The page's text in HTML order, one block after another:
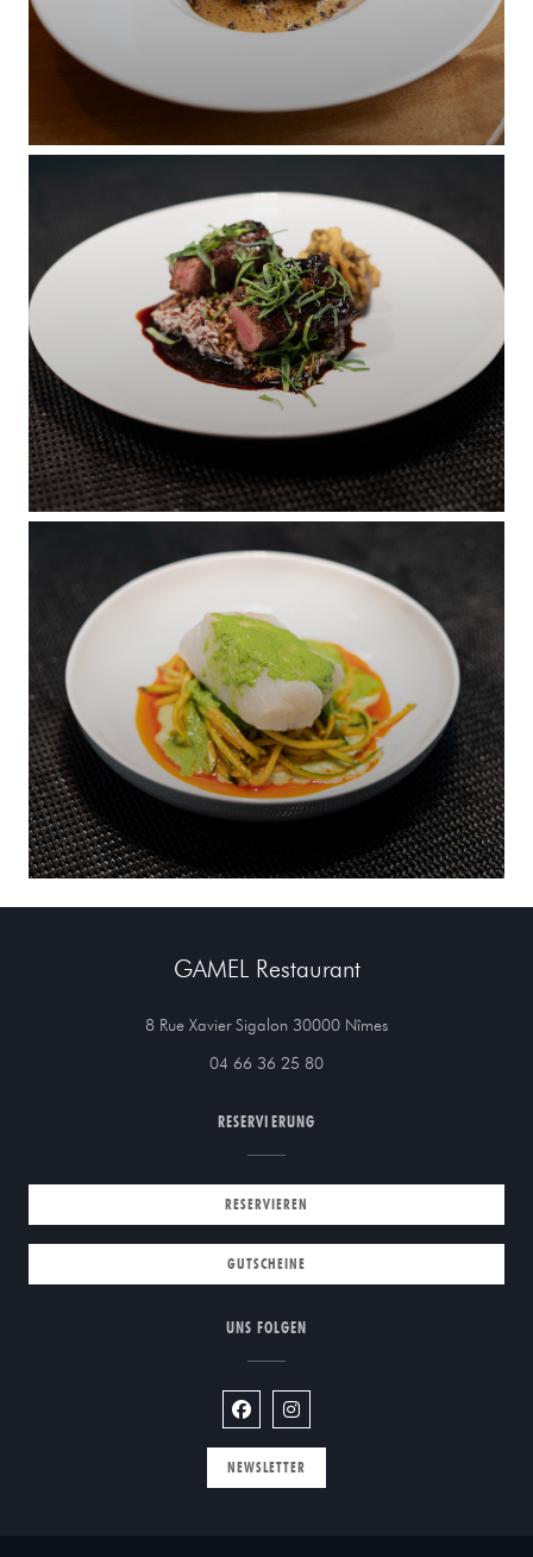
GAMEL Restaurant
8 Rue Xavier Sigalon 30000 Nîmes((öffnet ein neues
04 66 36 25 80
RESERVIERUNG
RESERVIEREN
GUTSCHEINE
UNS FOLGEN
Facebook ((öffnet ein neues Fenster))
Instagram ((öffnet ein neues
NEWSLETTER